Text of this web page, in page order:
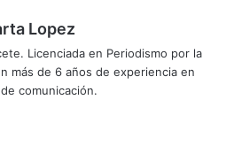
Lopez
Licenciada en Periodismo por la
más de 6 años de experiencia en
comunicación.